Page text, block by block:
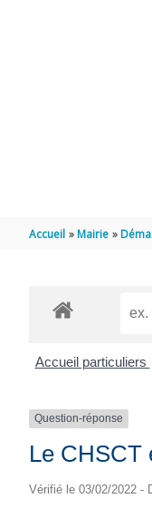
Accueil Mairie
Accueil particuliers
Question-réponse
Le CHSCT
Vérifié le 03/02/2022 -